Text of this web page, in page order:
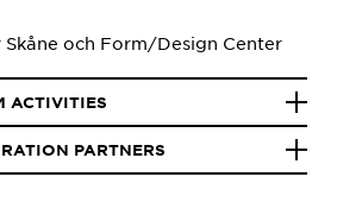
och Form/Design Center
ACTIVITIES
PARTNERS